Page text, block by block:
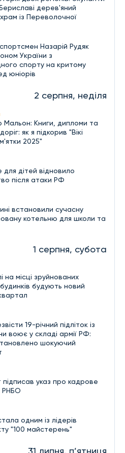
дерев'яний
із Переволочної
спортсмен Назарій Рудяк
України з
спорту на критому
юніорів
2 серпня, неділя
Мальон: Книги, дипломи та
як я підкорив "Вікі
2025"
для дітей відновило
після атаки РФ
встановили сучасну
котельню для школи та
1 серпня, субота
на місці зруйнованих
будують новий
19-річний підліток із
воює у складі армії РФ:
шокуючий
указ про кадрове
РНБО
одним із лідерів
"100 майстерень"
31 липня, п’ятниця